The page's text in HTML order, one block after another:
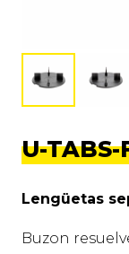
U-TABS-
Lengüetas
Buzon